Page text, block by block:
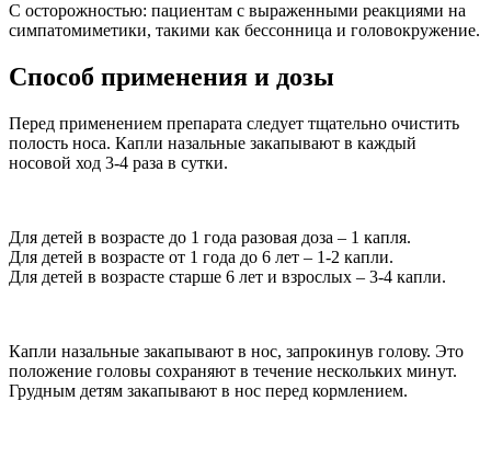
С осторожностью: пациентам с выраженными реакциями на
симпатомиметики, такими как бессонница и головокружение.
Способ применения и дозы
Перед применением препарата следует тщательно очистить
полость носа. Капли назальные закапывают в каждый
носовой ход 3-4 раза в сутки.
Для детей в возрасте до 1 года разовая доза – 1 капля.
Для детей в возрасте от 1 года до 6 лет – 1-2 капли.
Для детей в возрасте старше 6 лет и взрослых – 3-4 капли.
Капли назальные закапывают в нос, запрокинув голову. Это
положение головы сохраняют в течение нескольких минут.
Грудным детям закапывают в нос перед кормлением.